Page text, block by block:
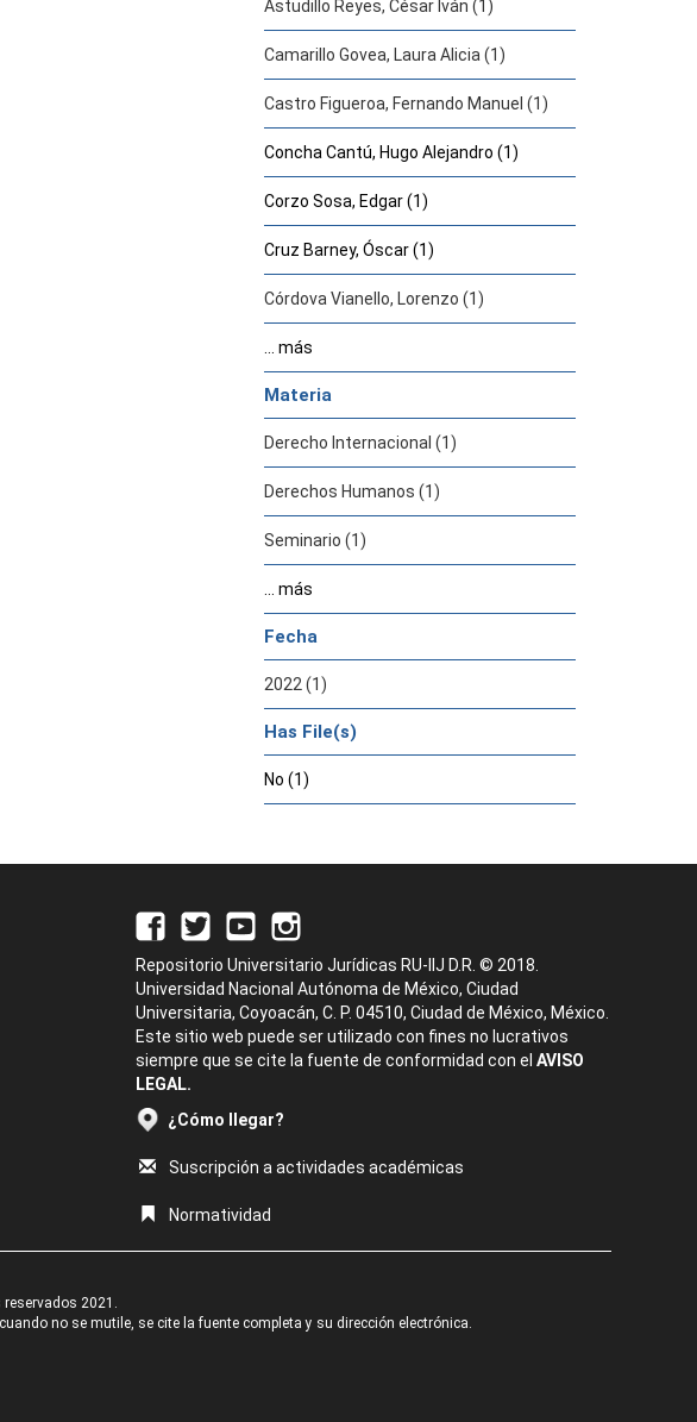
Astudillo Reyes, César Iván (1)
Camarillo Govea, Laura Alicia (1)
Castro Figueroa, Fernando Manuel (1)
Concha Cantú, Hugo Alejandro (1)
Corzo Sosa, Edgar (1)
Cruz Barney, Óscar (1)
Córdova Vianello, Lorenzo (1)
... más
Materia
Derecho Internacional (1)
Derechos Humanos (1)
Seminario (1)
... más
Fecha
2022 (1)
Has File(s)
No (1)
Repositorio Universitario Jurídicas RU-IIJ D.R. © 2018.
Universidad Nacional Autónoma de México, Ciudad
Universitaria, Coyoacán, C. P. 04510, Ciudad de México, México.
Este sitio web puede ser utilizado con fines no lucrativos
siempre que se cite la fuente de conformidad con el AVISO
LEGAL.
¿Cómo llegar?
Suscripción a actividades académicas
Normatividad
reservados 2021.
no se mutile, se cite la fuente completa y su dirección electrónica.